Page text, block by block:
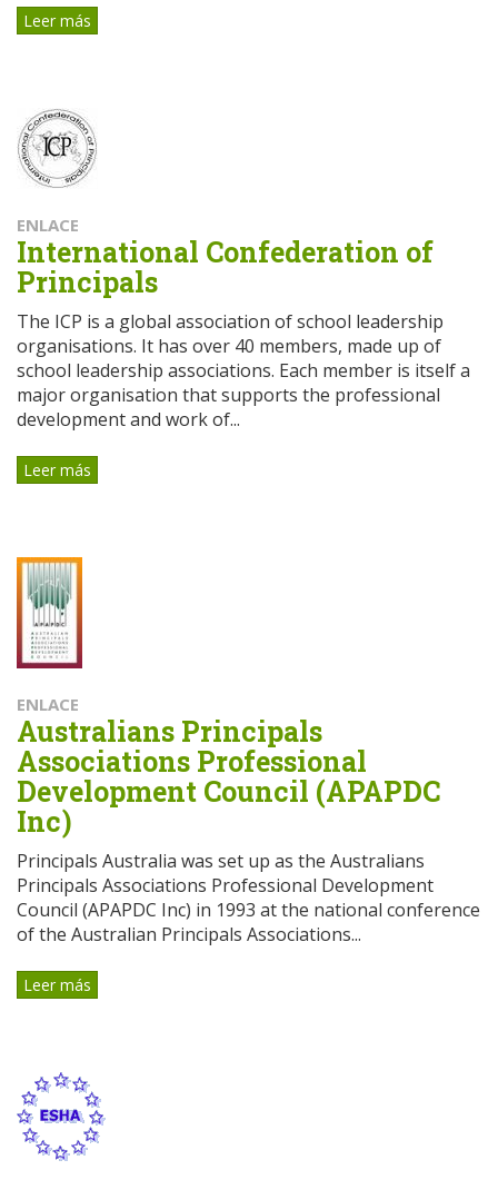
Leer más
ENLACE
International Confederation of
Principals
The ICP is a global association of school leadership
organisations. It has over 40 members, made up of
school leadership associations. Each member is itself a
major organisation that supports the professional
development and work of...
Leer más
ENLACE
Australians Principals
Associations Professional
Development Council (APAPDC
Inc)
Principals Australia was set up as the Australians
Principals Associations Professional Development
Council (APAPDC Inc) in 1993 at the national conference
of the Australian Principals Associations...
Leer más